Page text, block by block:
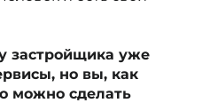
застройщика уже
но вы, как
можно сделать